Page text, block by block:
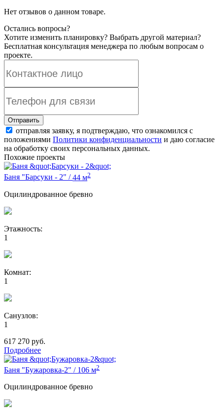
Нет отзывов о данном товаре.
Остались вопросы?
Хотите изменить планировку? Выбрать другой материал?
Бесплатная консультация менеджера по любым вопросам о
проекте.
отправляя заявку, я подтверждаю, что ознакомился с
положениями Политики конфиденциальности и даю согласие
на обработку своих персональных данных.
Похожие проекты
Баня "Барсуки - 2" /44 м2
Оцилиндрованное бревно
Этажность:
1
Комнат:
1
Санузлов:
1
617 270 руб.
Подробнее
Баня "Бужаровка-2" / 106 м2
Оцилиндрованное бревно